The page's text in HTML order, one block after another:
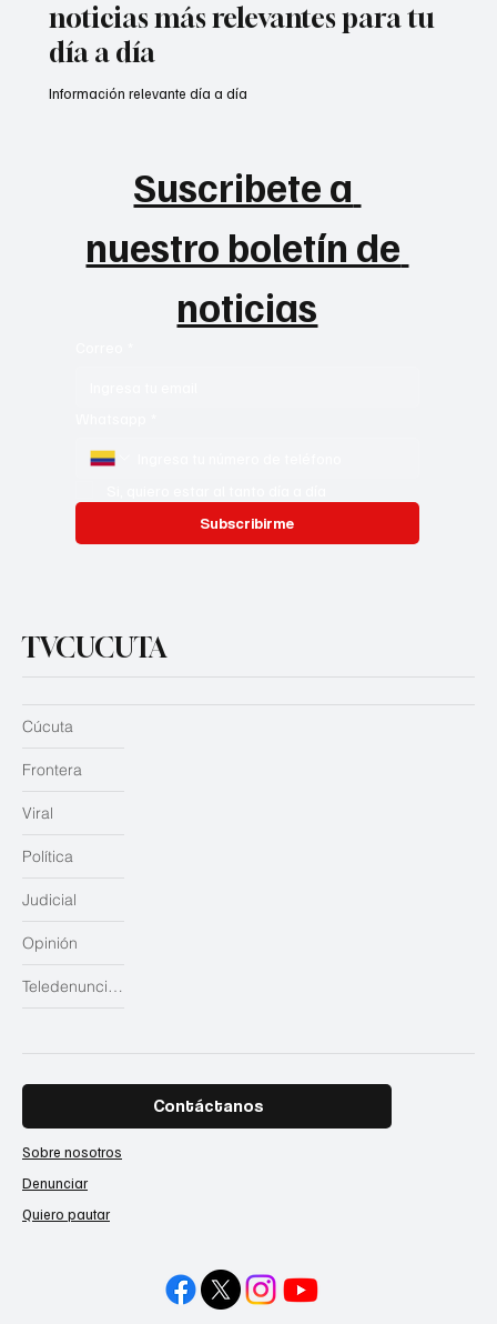
noticias más relevantes para tu
día a día
Suscribete a
nuestro boletín de
noticias
Subscribirme
Información relevante día a día
TVCUCUTA
Judicial
Opinión
Teledenuncias
Cúcuta
Frontera
Viral
Política
Contáctanos
Sobre nosotros
Denunciar
Quiero pautar